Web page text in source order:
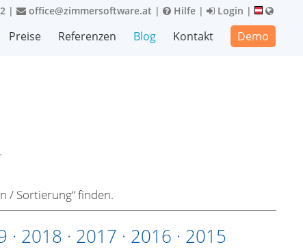
| office@zimmersoftware.at | Hilfe | Login |
Preise Referenzen Blog Kontakt Demo
/ Sortierung“ finden.
· 2018 · 2017 · 2016 · 2015